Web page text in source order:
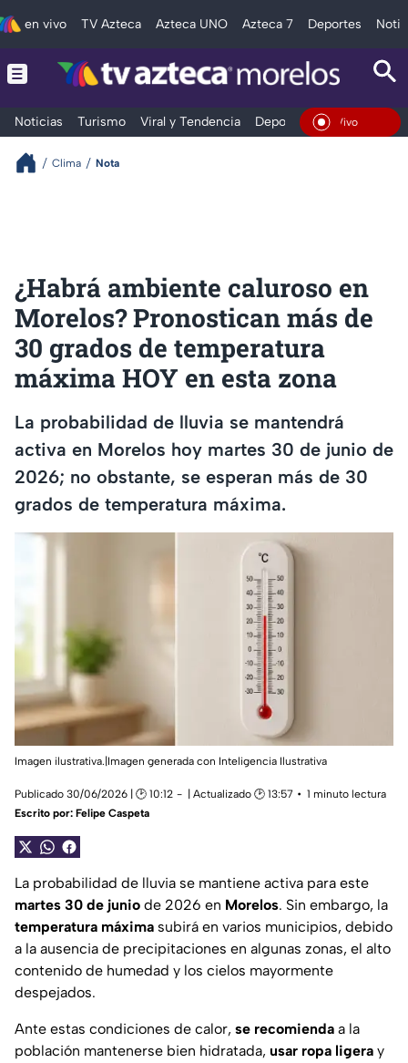
en vivo TV Azteca Azteca UNO Azteca 7 Deportes
Noticias Turismo Viral y Tendencia Deportes Espectáculos
En Vivo
Clima Nota
¿Habrá ambiente caluroso en
Morelos? Pronostican más de
30 grados de temperatura
máxima HOY en esta zona
La probabilidad de lluvia se mantendrá
activa en Morelos hoy martes 30 de junio de
2026; no obstante, se esperan más de 30
grados de temperatura máxima.
Imagen ilustrativa.|Imagen generada con Inteligencia Ilustrativa
Publicado 30/06/2026 | 🕑 10:12 | Actualizado 🕑 13:57
1 minuto lectura
Escrito por: Felipe Caspeta
La probabilidad de lluvia se mantiene activa para este
martes 30 de junio de 2026 en Morelos. Sin embargo, la
temperatura máxima subirá en varios municipios, debido
a la ausencia de precipitaciones en algunas zonas, el alto
contenido de humedad y los cielos mayormente
despejados.
Ante estas condiciones de calor, se recomienda a la
población mantenerse bien hidratada, usar ropa ligera y